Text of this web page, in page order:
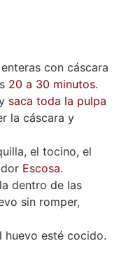
enteras con cáscara
20 a 30 minutos.
saca toda la pulpa
la cáscara y
el tocino, el
Escosa.
dentro de las
sin romper,
huevo esté cocido.